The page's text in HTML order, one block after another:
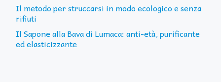
Il metodo per struccarsi in modo ecologico e senza
rifiuti
Il Sapone alla Bava di Lumaca: anti-età, purificante
ed elasticizzante